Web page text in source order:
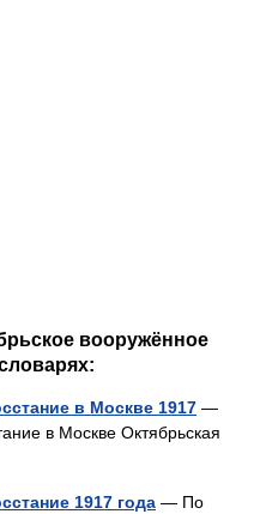
вооружённое
в Москве 1917 —
в Москве Октябрьская
1917 года — По